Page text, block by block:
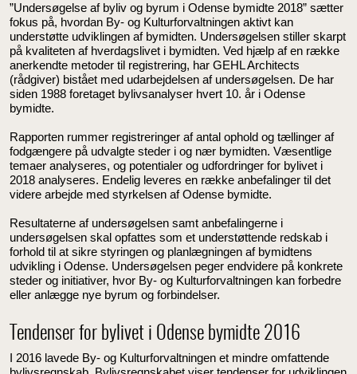
”Undersøgelse af byliv og byrum i Odense bymidte 2018” sætter
fokus på, hvordan By- og Kulturforvaltningen aktivt kan
understøtte udviklingen af bymidten. Undersøgelsen stiller skarpt
på kvaliteten af hverdagslivet i bymidten. Ved hjælp af en række
anerkendte metoder til registrering, har GEHL Architects
(rådgiver) bistået med udarbejdelsen af undersøgelsen. De har
siden 1988 foretaget bylivsanalyser hvert 10. år i Odense
bymidte.
Rapporten rummer registreringer af antal ophold og tællinger af
fodgængere på udvalgte steder i og nær bymidten. Væsentlige
temaer analyseres, og potentialer og udfordringer for bylivet i
2018 analyseres. Endelig leveres en række anbefalinger til det
videre arbejde med styrkelsen af Odense bymidte.
Resultaterne af undersøgelsen samt anbefalingerne i
undersøgelsen skal opfattes som et understøttende redskab i
forhold til at sikre styringen og planlægningen af bymidtens
udvikling i Odense. Undersøgelsen peger endvidere på konkrete
steder og initiativer, hvor By- og Kulturforvaltningen kan forbedre
eller anlægge nye byrum og forbindelser.
Tendenser for bylivet i Odense bymidte 2016
I 2016 lavede By- og Kulturforvaltningen et mindre omfattende